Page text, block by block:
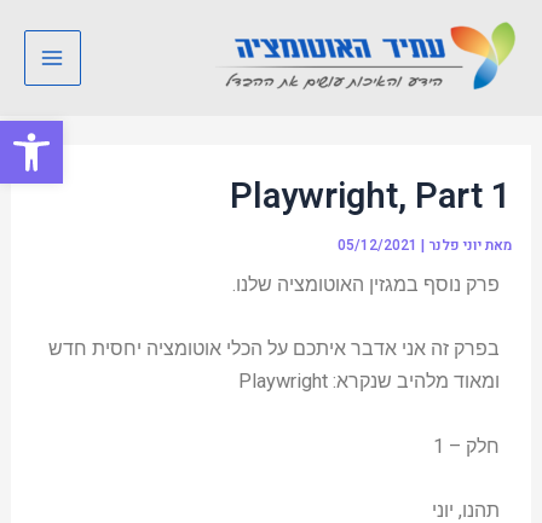
פתח
דילוג
לתוכן
Main
Playwright, Part 1
מאתיוני פלנר|
05/12/2021
פרק נוסף במגזין האוטומציה שלנו.
בפרק זה אני אדבר איתכם על הכלי אוטומציה יחסית חדש
ומאוד מלהיב שנקרא: Playwright
חלק – 1
תהנו, יוני
Post
navigation